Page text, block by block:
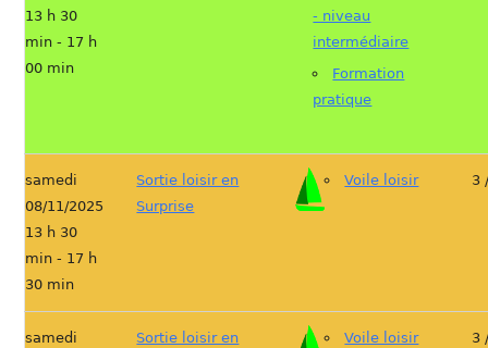
13 h 30
min - 17 h
00 min
- niveau
intermédiaire
Formation
pratique
samedi
08/11/2025
13 h 30
min - 17 h
30 min
Sortie loisir en
Surprise
Voile loisir 3
samedi
Sortie loisir en
Voile loisir 3